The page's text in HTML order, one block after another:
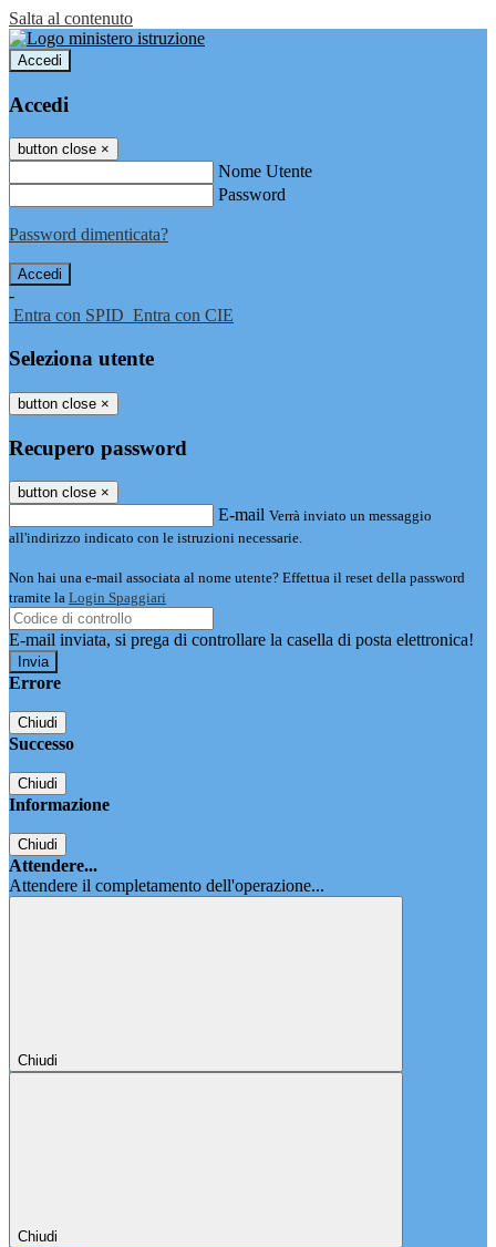
Salta al contenuto
Accedi
Accedi
button close ×
Nome Utente
Password
Password dimenticata?
-
Entra con SPID Entra con CIE
Seleziona utente
button close ×
Recupero password
button close ×
E-mail Verrà inviato un messaggio
all'indirizzo indicato con le istruzioni necessarie.
Non hai una e-mail associata al nome utente? Effettua il reset della password
tramite la Login Spaggiari
E-mail inviata, si prega di controllare la casella di posta elettronica!
Errore
Chiudi
Successo
Chiudi
Informazione
Chiudi
Attendere...
Attendere il completamento dell'operazione...
Chiudi
Chiudi